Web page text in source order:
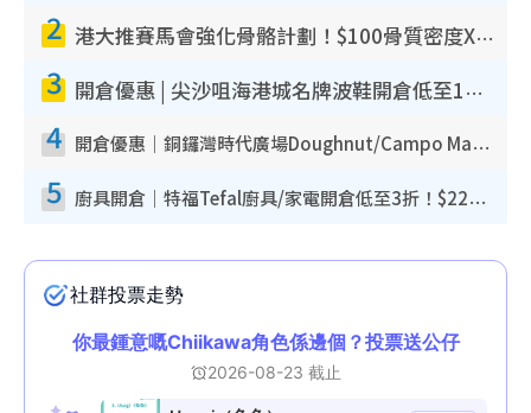
2 港大推賽馬會強化骨骼計劃！$100骨質密度X光檢查 完成免費運動訓練送超市禮券！附參加資格
3 開倉優惠 | 尖沙咀海港城名牌波鞋開倉低至1折！On鞋$899起／Joy&Peace鞋履$98起
4 開倉優惠｜銅鑼灣時代廣場Doughnut/Campo Marzio開倉低至1折！背囊、書包、手袋劈價$200起
5 廚具開倉｜特福Tefal廚具/家電開倉低至3折！$220起買平底鍋/炒鑊/湯煲！電飯煲/吸塵機/燙斗$418起